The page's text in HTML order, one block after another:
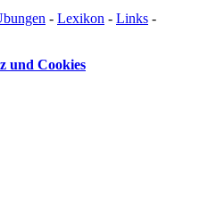
- Lexikon - Links -
und Cookies